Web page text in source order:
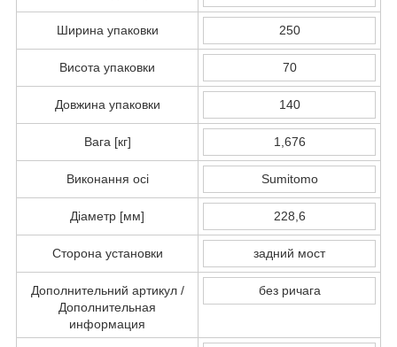
Ширина упаковки 250
Висота упаковки 70
Довжина упаковки 140
Вага [кг] 1,676
Виконання осі Sumitomo
Діаметр [мм] 228,6
Сторона установки задний мост
Дополнительний артикул /
Дополнительная
информация
без ричага